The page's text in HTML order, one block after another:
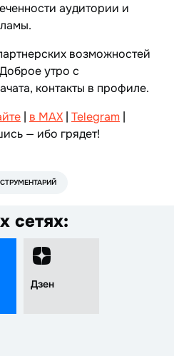
аудитории и
возможностей
утро с
контакты в профиле.
| в MAX | Telegram |
— ибо грядет!
сетях:
Дзен